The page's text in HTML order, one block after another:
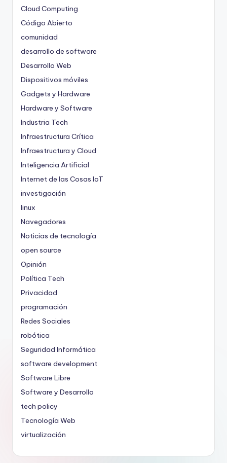
Cloud Computing
Código Abierto
comunidad
desarrollo de software
Desarrollo Web
Dispositivos móviles
Gadgets y Hardware
Hardware y Software
Industria Tech
Infraestructura Crítica
Infraestructura y Cloud
Inteligencia Artificial
Internet de las Cosas IoT
investigación
linux
Navegadores
Noticias de tecnología
open source
Opinión
Política Tech
Privacidad
programación
Redes Sociales
robótica
Seguridad Informática
software development
Software Libre
Software y Desarrollo
tech policy
Tecnología Web
virtualización